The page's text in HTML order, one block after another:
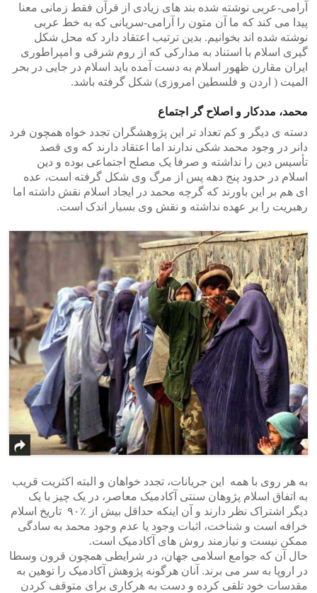
آرامی-عربی نوشته شده بند های زیادی از قرآن فقط زمانی معنا
پیدا می کند که ما آن متون را آرامی-سریانی که به خط عربی
نوشته شده اند بخوانیم. بدین ترتیب اعتقاد دارد که محل شکل
گیری اسلام با استناد به مدارکی که از روم شرقی و امپراطوری
ایران مقارن ظهور اسلام به دست آمده باید اسلام در جایی در بحر
المیت ( اردن و فلسطین امروزی) شکل گرفته باشد.
محمد، مددکار و اصلاح گر اجتماع
دسته ی دیگر و کم تعداد تر این پژوهشگران تجدد خواه همچون فرد
دانر در وجود محمد شکی ندارند اما اعتقاد دارند که وی قصد
تأسیس دین را نداشته و صرفا یک مصلح اجتماعی بوده و دین
اسلام در حدود پنج دهه پس از مرگ وی شکل گرفته است، عده
ای هم بر این باورند که گرچه محمد در ایجاد اسلام نقش داشته اما
رهبریت را بر عهده نداشته و نقش وی بسیار اندک است.
به هر روی با همه این جریانات، تجدد خواهان و البته اکثریت قریب
به اتفاق اسلام پژوهان سنتی آکادمیک معاصر، در یک چیز با یک
دیگر اشتراک نظر دارند و آن اینکه حداقل بیش از ٪۹۰ تاریخ اسلام
خرافه است و شناخت، اثبات وجود یا عدم وجود محمد به سادگی
ممکن نیست و نیازمند روش های آکادمیک است.
حال آن که جوامع اسلامی جهان، در شرایطی همچون قرون وسطا
در اروپا به سر می برند. آنان هرگونه پژوهش آکادمیک را توهین به
مقدسات خود تلقی کرده و دست به هرکاری برای متوقف کردن